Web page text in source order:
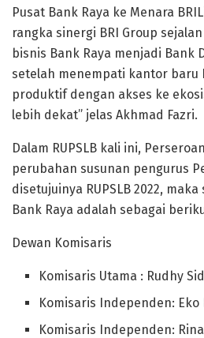
Pusat Bank Raya ke Menara
rangka sinergi BRI Group
bisnis Bank Raya menjadi Bank
setelah menempati kantor baru
produktif dengan akses ke
lebih dekat” jelas Akhmad Fazri.
Dalam RUPSLB kali ini,
perubahan susunan pengurus
disetujuinya RUPSLB 2022,
Bank Raya adalah sebagai
Dewan Komisaris
Komisaris Utama : Rudhy
Komisaris Independen: Eko
Komisaris Independen: Rina